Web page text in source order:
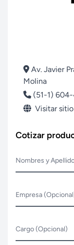
Av. Javier
Molina
(51-1)
Visitar
Cotizar
Nombres y
Empresa
Cargo (Opcional)